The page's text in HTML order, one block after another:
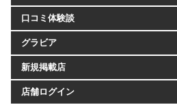
口コミ体験談
グラビア
新規掲載店
店舗ログイン